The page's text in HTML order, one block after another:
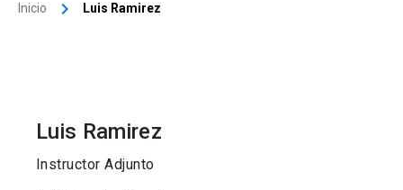
Inicio Luis Ramirez
Luis Ramirez
Instructor Adjunto